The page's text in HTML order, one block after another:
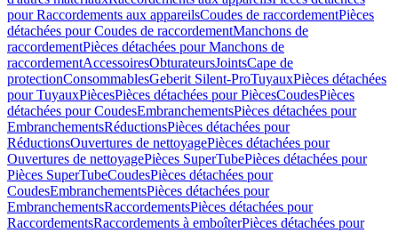
pour Raccordements aux appareilsCoudes de raccordementPièces
détachées pour Coudes de raccordementManchons de
raccordementPièces détachées pour Manchons de
raccordementAccessoiresObturateursJointsCape de
protectionConsommablesGeberit Silent-ProTuyauxPièces détachées
pour TuyauxPiècesPièces détachées pour PiècesCoudesPièces
détachées pour CoudesEmbranchementsPièces détachées pour
EmbranchementsRéductionsPièces détachées pour
RéductionsOuvertures de nettoyagePièces détachées pour
Ouvertures de nettoyagePièces SuperTubePièces détachées pour
Pièces SuperTubeCoudesPièces détachées pour
CoudesEmbranchementsPièces détachées pour
EmbranchementsRaccordementsPièces détachées pour
RaccordementsRaccordements à emboîterPièces détachées pour